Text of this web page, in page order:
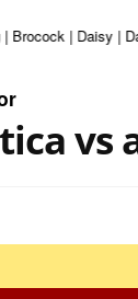
| Daisy |
vs